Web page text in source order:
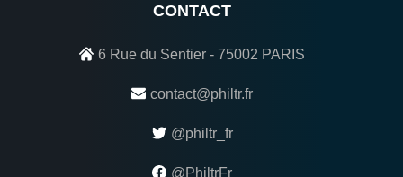
CONTACT
6 Rue du Sentier - 75002 PARIS
contact@philtr.fr
@philtr_fr
@PhiltrFr